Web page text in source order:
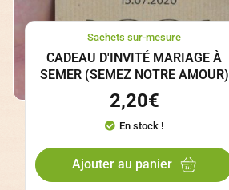
Sachets sur-mesure
CADEAU D'INVITÉ MARIAGE À
SEMER (SEMEZ NOTRE AMOUR)
2,20€
En stock !
Ajouter au panier